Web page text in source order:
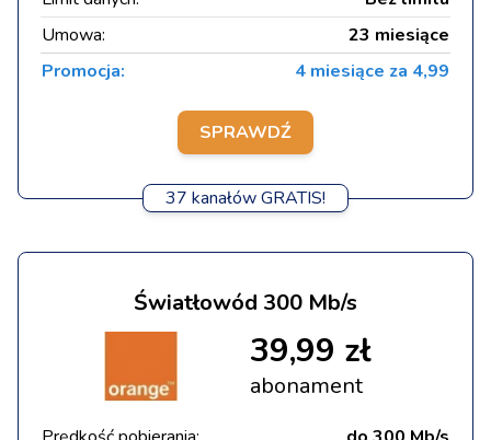
Umowa:
23 miesiące
Promocja:
4 miesiące za 4,99
SPRAWDŹ
37 kanałów GRATIS!
Światłowód 300 Mb/s
39,99 zł
abonament